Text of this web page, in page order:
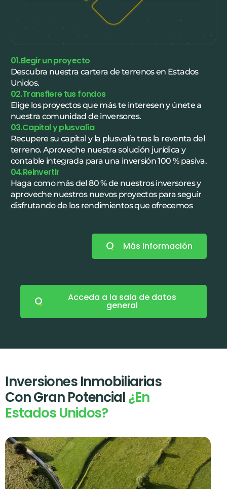
01.Elegir un proyecto
Descubra nuestra cartera de terrenos en Estados
Unidos.
02.Transfiere tus fondos
Elige los proyectos que más te interesen y únete a
nuestra comunidad de inversores.
03.Capital y plusvalía
Recupere su capital y la plusvalía tras la reventa del
terreno. Aproveche nuestra solución jurídica y
contable integrada para una inversión 100 % pasiva.
04.Reinvertir
Haga como más del 80 % de nuestros inversores y
aproveche nuestros nuevos proyectos para seguir
disfrutando de los rendimientos que ofrecemos
Más información
Acceda a la sala de datos
general
Inversiones Inmobiliarias
Con Gran Potencial¿En
Estados Unidos?